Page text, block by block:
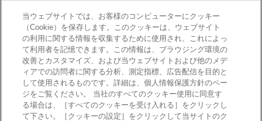
グローバルソリューション
お役立ちコンテンツ
イベント
ニュース
お問い合わせ
当ウェブサイトでは、お客様のコンピューターにクッキー
（Cookie）を保存します。このクッキーは、ウェブサイト
の利用に関する情報を収集するために使用され、これによっ
て利用者を記憶できます。この情報は、ブラウジング環境の
改善とカスタマイズ、および当ウェブサイトおよび他のメデ
ィアでの訪問者に関する分析、測定指標、広告配信を目的と
して使用されるものです。詳細は、個人情報保護方針のペー
ジをご覧ください。 当社のすべてのクッキー使用に同意す
る場合は、［すべてのクッキーを受け入れる］をクリックし
て下さい。［クッキーの設定］をクリックして当サイトのク